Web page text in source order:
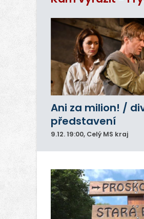
Ani za milion! /
představení
9.12.19:00, Celý MS kraj